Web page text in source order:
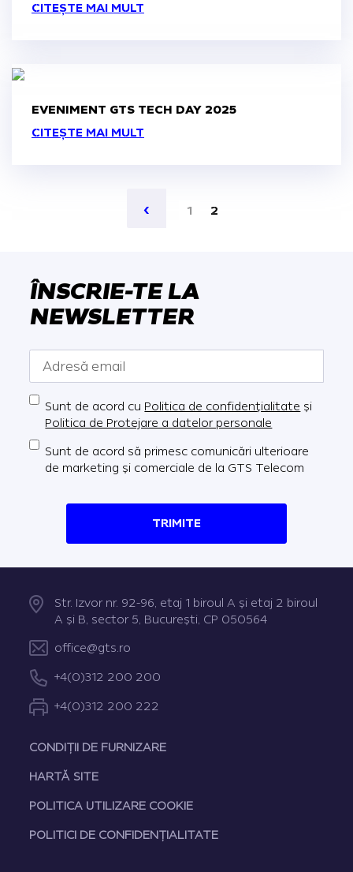
CITEȘTE MAI MULT
EVENIMENT GTS TECH DAY 2025
CITEȘTE MAI MULT
‹
1 2
ÎNSCRIE-TE LA
NEWSLETTER
TRIMITE
Sunt de acord cu Politica de confidențialitate și
Politica de Protejare a datelor personale
Sunt de acord să primesc comunicări ulterioare
de marketing și comerciale de la GTS Telecom
CONDIȚII DE FURNIZARE
HARTĂ SITE
POLITICA UTILIZARE COOKIE
POLITICI DE CONFIDENȚIALITATE
Str. Izvor nr. 92-96, etaj 1 biroul A şi etaj 2 biroul
A şi B, sector 5, Bucureşti, CP 050564
office@gts.ro
+4(0)312 200 200
+4(0)312 200 222